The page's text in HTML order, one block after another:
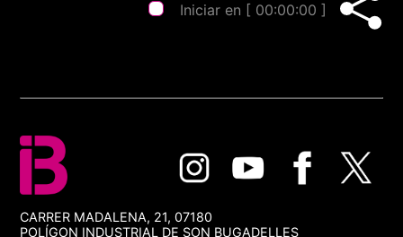
Iniciar en [ 00:00:00 ]
CARRER MADALENA, 21, 07180
POLÍGON INDUSTRIAL DE SON BUGADELLES